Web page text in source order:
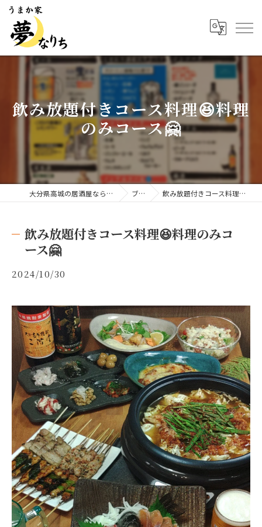
飲み放題付きコース料理😆料理
のみコース🤗
大分県高城の居酒屋ならうまか家 夢なりち ブログ 飲み放題付きコース料理😆料理のみコース🤗
飲み放題付きコース料理😆料理のみコ
ース🤗
2024/10/30